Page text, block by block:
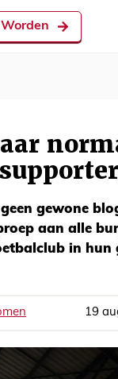
Worden
gewone
aan alle
in hun
19